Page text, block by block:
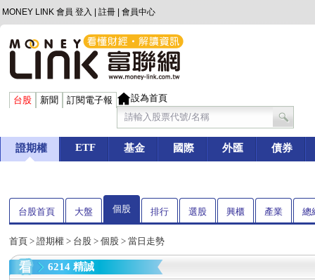
MONEY LINK 會員 登入 註冊 會員中心
台股 新聞 訂閱電子報 設為首頁
證期權 ETF 基金 國際 外匯 債券
台股首頁 大盤 個股 排行 選股 興櫃 產業 總
首頁 > 證期權 > 台股 > 個股 > 當日走勢
6214 精誠